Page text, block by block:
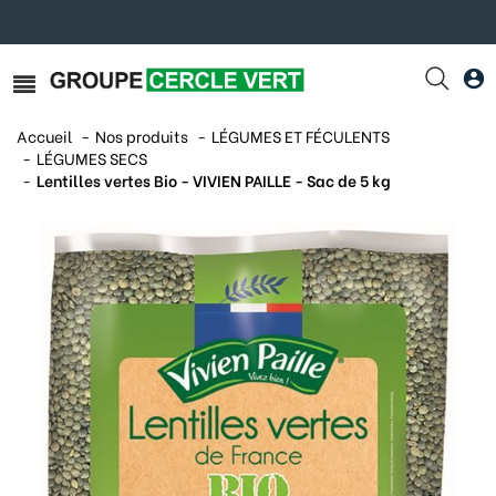
Accueil Nos produits
LÉGUMES ET FÉCULENTS
LÉGUMES SECS
Lentilles vertes Bio - VIVIEN PAILLE - Sac de 5 kg